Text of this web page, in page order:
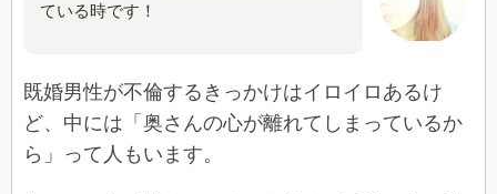
ている時です！
既婚男性が不倫するきっかけはイロイロあるけ
ど、中には「奥さんの心が離れてしまっているか
ら」って人もいます。